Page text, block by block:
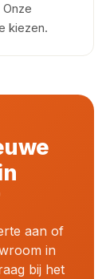
kiezen.
aan of
in
bij het